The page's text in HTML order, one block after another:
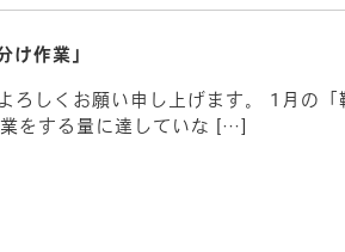
け作業」
しくお願い申し上げます。 1月の
をする量に達していな […]